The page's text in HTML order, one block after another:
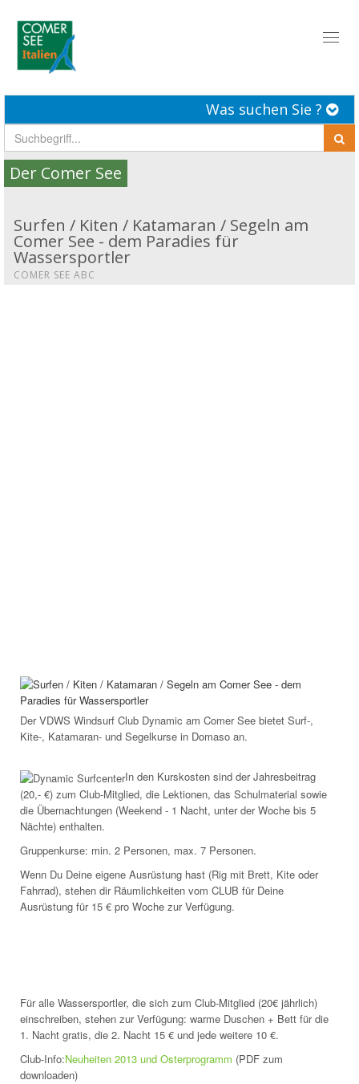
Was suchen Sie ?
Der Comer See
Surfen / Kiten / Katamaran / Segeln am
Comer See - dem Paradies für
Wassersportler
COMER SEE ABC
Der VDWS Windsurf Club Dynamic am Comer See bietet Surf-,
Kite-, Katamaran- und Segelkurse in Domaso an.
In den Kurskosten sind der Jahresbeitrag
(20,- €) zum Club-Mitglied, die Lektionen, das Schulmaterial sowie
die Übernachtungen (Weekend - 1 Nacht, unter der Woche bis 5
Nächte) enthalten.
Gruppenkurse: min. 2 Personen, max. 7 Personen.
Wenn Du Deine eigene Ausrüstung hast (Rig mit Brett, Kite oder
Fahrrad), stehen dir Räumlichkeiten vom CLUB für Deine
Ausrüstung für 15 € pro Woche zur Verfügung.
Für alle Wassersportler, die sich zum Club-Mitglied (20€ jährlich)
einschreiben, stehen zur Verfügung: warme Duschen + Bett für die
1. Nacht gratis, die 2. Nacht 15 € und jede weitere 10 €.
Club-Info:Neuheiten 2013 und Osterprogramm (PDF zum
downloaden)